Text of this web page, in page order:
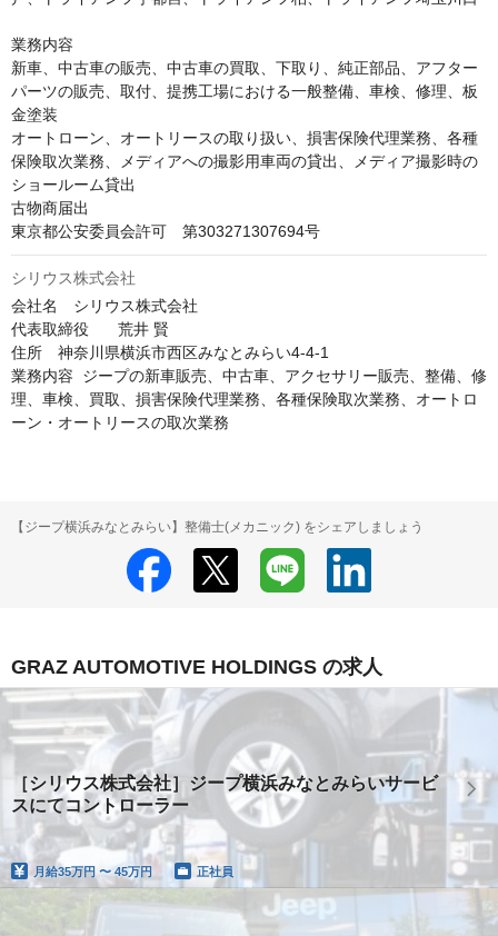
業務内容
新車、中古車の販売、中古車の買取、下取り、純正部品、アフター
パーツの販売、取付、提携工場における一般整備、車検、修理、板
金塗装
オートローン、オートリースの取り扱い、損害保険代理業務、各種
保険取次業務、メディアへの撮影用車両の貸出、メディア撮影時の
ショールーム貸出
古物商届出
東京都公安委員会許可　第303271307694号
シリウス株式会社
会社名　シリウス株式会社
代表取締役	荒井 賢
住所　神奈川県横浜市西区みなとみらい4-4-1
業務内容	ジープの新車販売、中古車、アクセサリー販売、整備、修
理、車検、買取、損害保険代理業務、各種保険取次業務、オートロ
ーン・オートリースの取次業務
【ジープ横浜みなとみらい】整備士(メカニック) をシェアしましょう
GRAZ AUTOMOTIVE HOLDINGS の求人
［シリウス株式会社］ジープ横浜みなとみらいサービ
スにてコントローラー
月給35万円 〜 45万円 正社員